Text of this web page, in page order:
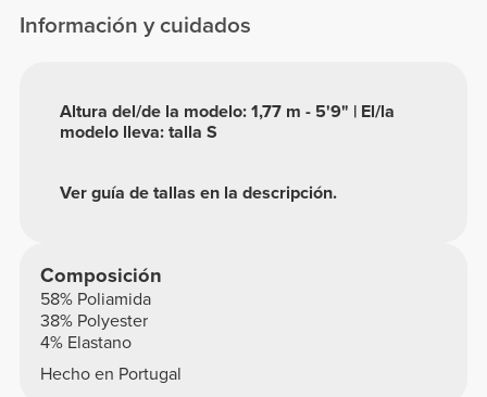
Información y cuidados
Ver guía de tallas en la descripción.
Altura del/de la modelo: 1,77 m - 5'9" | El/la
modelo lleva: talla S
Composición
58% Poliamida
38% Polyester
4% Elastano
Hecho en Portugal